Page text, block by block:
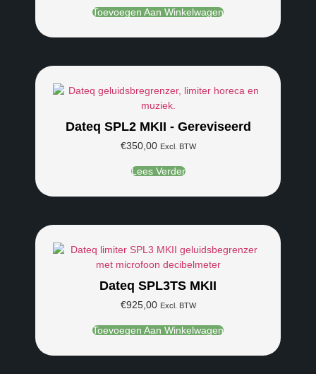
Toevoegen Aan Winkelwagen
Dateq SPL2 MKII - Gereviseerd
€350,00 Excl. BTW
Lees Verder
Dateq SPL3TS MKII
€925,00 Excl. BTW
Toevoegen Aan Winkelwagen